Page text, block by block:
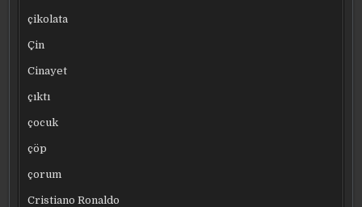
çikolata
Çin
Cinayet
çıktı
çocuk
çöp
çorum
Cristiano Ronaldo